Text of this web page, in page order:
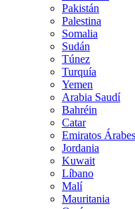
Pakistán
Palestina
Somalia
Sudán
Túnez
Turquía
Yemen
Arabia Saudí
Bahréin
Catar
Emiratos
Jordania
Kuwait
Líbano
Malí
Mauritania